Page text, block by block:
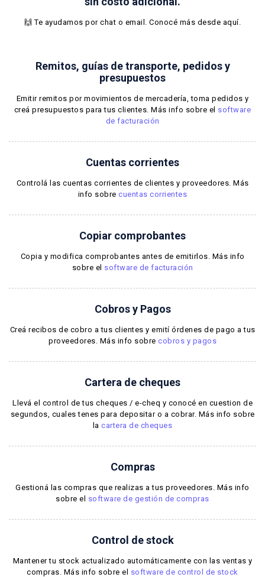
🙌 Te ayudamos por chat o email. Conocé más desde aquí.
Remitos, guías de transporte, pedidos y
presupuestos
Emitir remitos por movimientos de mercadería, toma pedidos y
creá presupuestos para tus clientes. Más info sobre el software
de facturación
Cuentas corrientes
Controlá las cuentas corrientes de clientes y proveedores. Más
info sobrecuentas corrientes
Copiar comprobantes
Copia y modifica comprobantes antes de emitirlos. Más info
sobre el software de facturación
Cobros y Pagos
Creá recibos de cobro a tus clientes y emití órdenes de pago a tus
proveedores. Más info sobre cobros y pagos
Cartera de cheques
Llevá el control de tus cheques / e-cheq y conocé en cuestion de
segundos, cuales tenes para depositar o a cobrar. Más info sobre
lacartera de cheques
Compras
Gestioná las compras que realizas a tus proveedores. Más info
sobre el software de gestión de compras
Control de stock
Mantener tu stock actualizado automáticamente con las ventas y
compras. Más info sobre el software de control de stock